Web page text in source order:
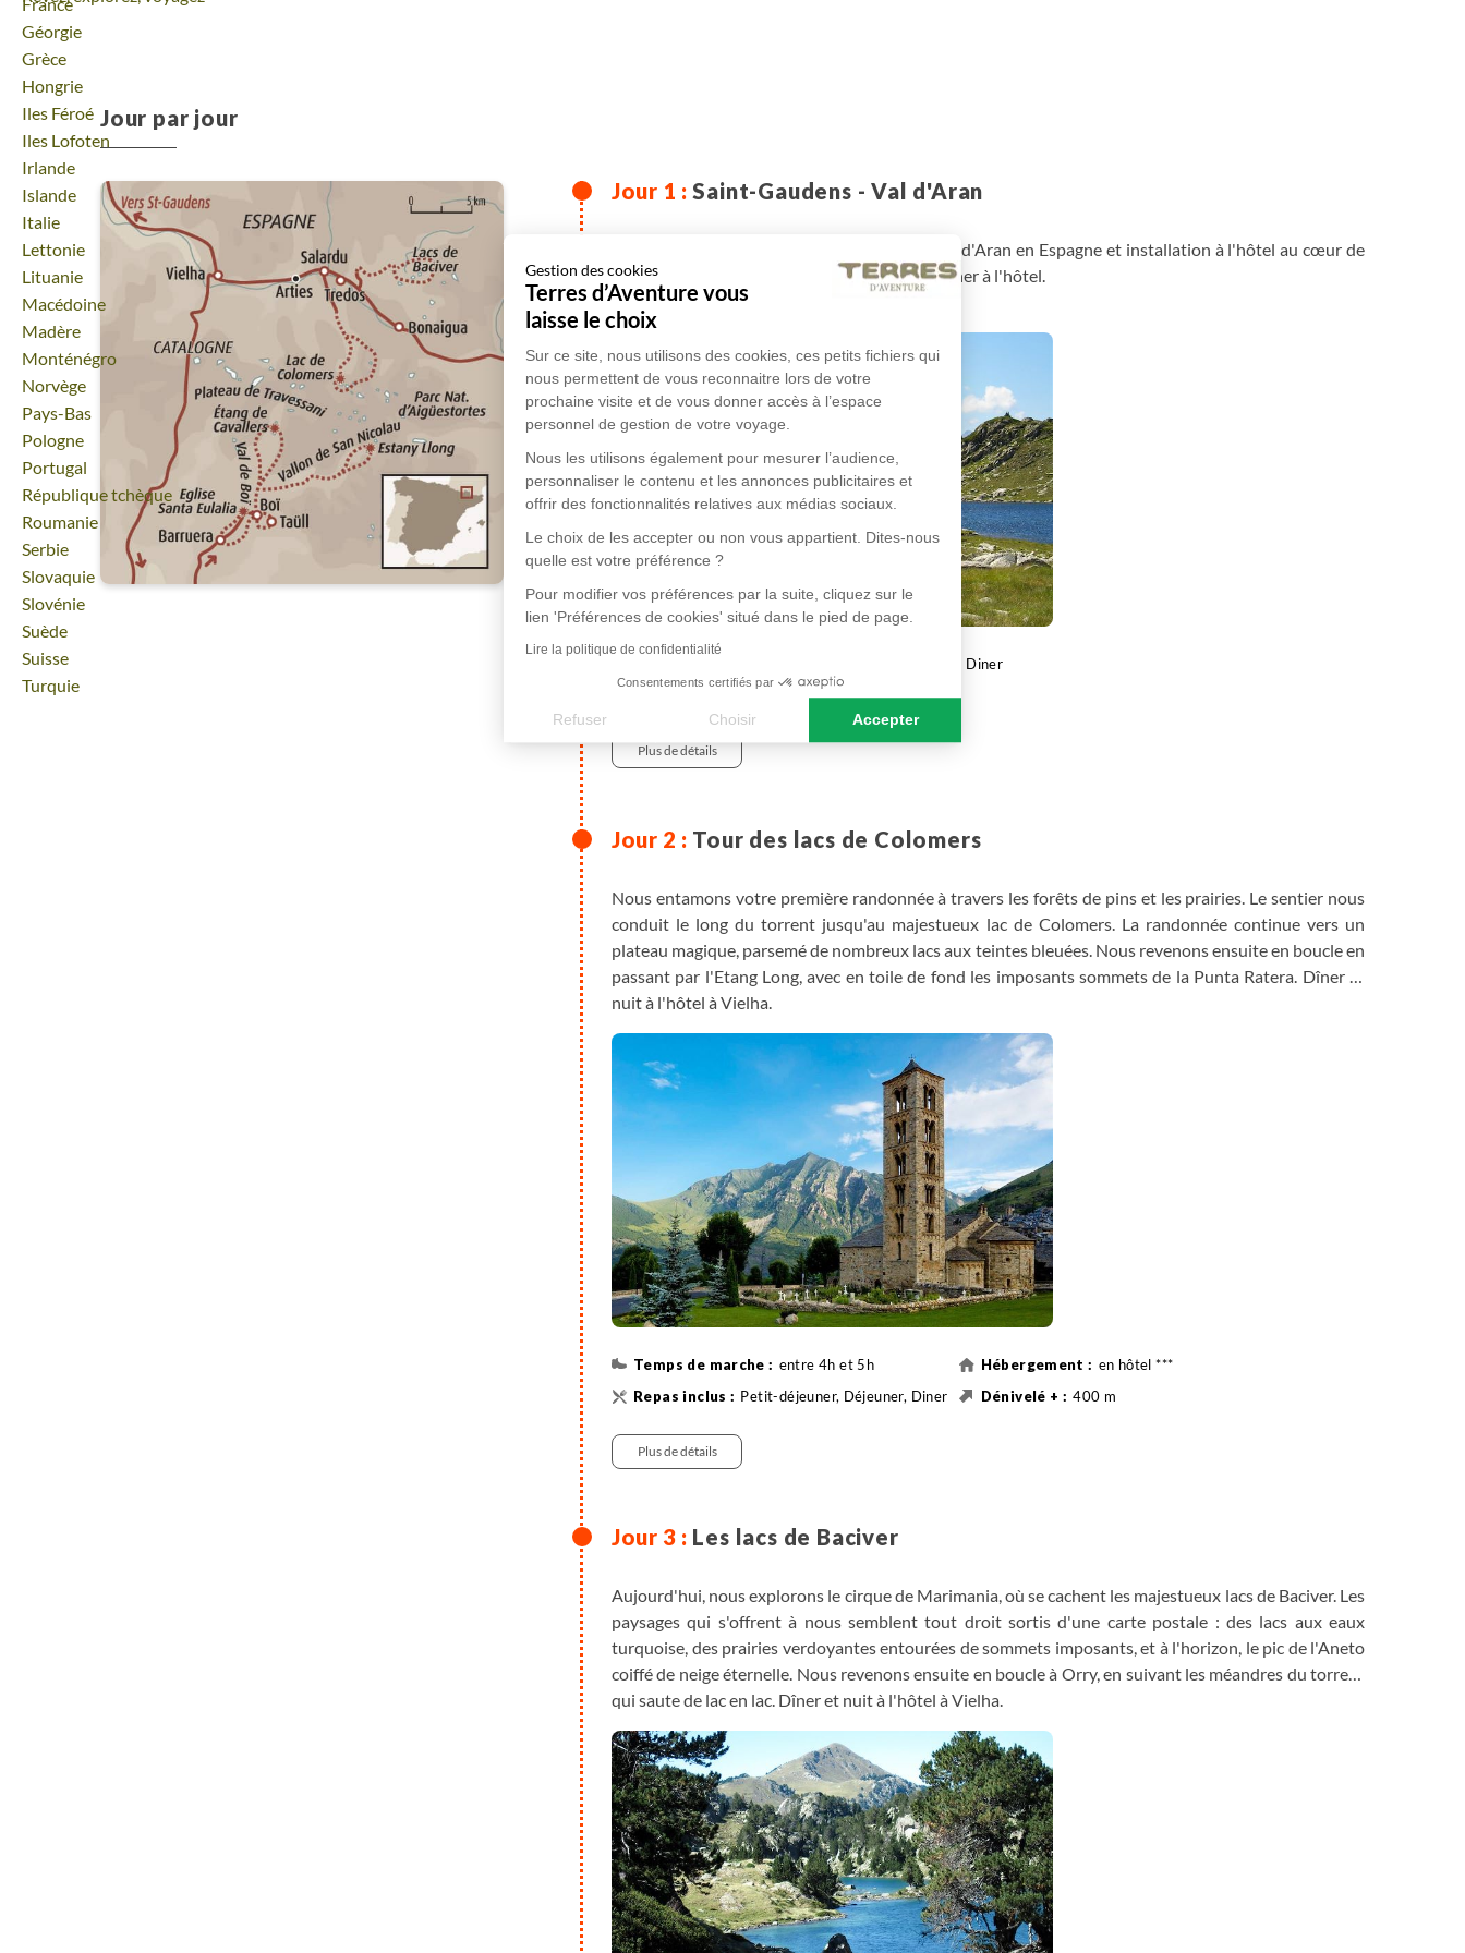
Gestion des cookies
Terres d’Aventure vous
laisse le choix
Sur ce site, nous utilisons des cookies, ces petits fichiers qui
nous permettent de vous reconnaitre lors de votre
prochaine visite et de vous donner accès à l’espace
personnel de gestion de votre voyage.
Nous les utilisons également pour mesurer l’audience,
personnaliser le contenu et les annonces publicitaires et
offrir des fonctionnalités relatives aux médias sociaux.
Le choix de les accepter ou non vous appartient. Dites-nous
quelle est votre préférence ?
Pour modifier vos préférences par la suite, cliquez sur le
lien 'Préférences de cookies' situé dans le pied de page.
Lire la politique de confidentialité
Consentements certifiés par
Refuser Choisir Accepter
Axeptio consent
Plateforme de Gestion du Consentement : Personnalisez vos Options
Notre plateforme vous permet d'adapter et de gérer vos paramètres de confidentialité, en garantissant la conformité avec
Voyage
France
Voyage
Géorgie
Voyage
Grèce
Voyage
Hongrie
Voyage
Iles Féroé
Voyage
Iles Lofoten
Voyage
Irlande
Voyage
Islande
Voyage
Italie
Voyage
Lettonie
Voyage
Lituanie
Voyage
Macédoine
Voyage
Madère
Voyage
Monténégro
Voyage
Norvège
Voyage
Pays-Bas
Voyage
Pologne
Voyage
Portugal
Voyage
République tchèque
Voyage
Roumanie
Voyage
Serbie
Voyage
Slovaquie
Voyage
Slovénie
Voyage
Suède
Voyage
Suisse
Voyage
Turquie
Jour par jour
Saint-Gaudens - Val d'Aran
Accueil à Saint-Gaudens. Transfert dans le Val d'Aran en Espagne et installation à l'hôtel au cœur de
la ville montagnarde de Vielha pour 3 nuits. Dîner à l'hôtel.
Diner
Plus de détails
Tour des lacs de Colomers
Nous entamons votre première randonnée à travers les forêts de pins et les prairies. Le sentier nous
conduit le long du torrent jusqu'au majestueux lac de Colomers. La randonnée continue vers un
plateau magique, parsemé de nombreux lacs aux teintes bleuées. Nous revenons ensuite en boucle en
passant par l'Etang Long, avec en toile de fond les imposants sommets de la Punta Ratera. Dîner et
nuit à l'hôtel à Vielha.
entre 4h et 5h
en hôtel ***
Petit-déjeuner, Déjeuner, Diner
400 m
Plus de détails
Les lacs de Baciver
Aujourd'hui, nous explorons le cirque de Marimania, où se cachent les majestueux lacs de Baciver. Les
paysages qui s'offrent à nous semblent tout droit sortis d'une carte postale : des lacs aux eaux
turquoise, des prairies verdoyantes entourées de sommets imposants, et à l'horizon, le pic de l'Aneto
coiffé de neige éternelle. Nous revenons ensuite en boucle à Orry, en suivant les méandres du torrent
qui saute de lac en lac. Dîner et nuit à l'hôtel à Vielha.